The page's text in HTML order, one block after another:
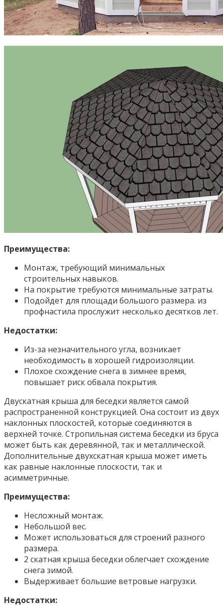
Преимущества:
Монтаж, требующий минимальных
строительных навыков.
На покрытие требуются минимальные затраты.
Подойдет для площади большого размера. из
профнастила прослужит несколько десятков лет.
Недостатки:
Из-за незначительного угла, возникает
необходимость в хорошей гидроизоляции.
Плохое схождение снега в зимнее время,
повышает риск обвала покрытия.
Двускатная крыша для беседки является самой
распространенной конструкцией. Она состоит из двух
наклонных плоскостей, которые соединяются в
верхней точке. Стропильная система беседки из бруса
может быть как деревянной, так и металлической.
Дополнительные двухскатная крыша может иметь
как равные наклонные плоскости, так и
асимметричные.
Преимущества:
Несложный монтаж.
Небольшой вес.
Может использоваться для строений разного
размера.
2 скатная крыша беседки облегчает схождение
снега зимой.
Выдерживает большие ветровые нагрузки.
Недостатки: